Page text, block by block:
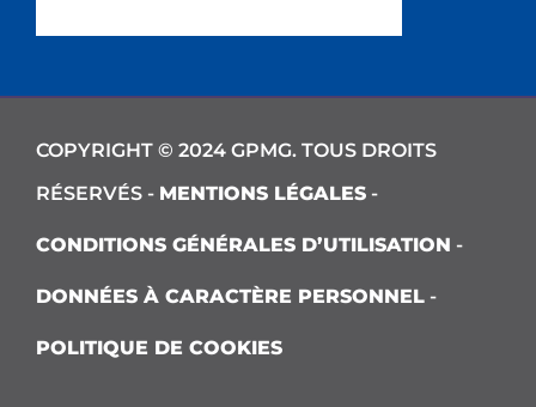
COPYRIGHT © 2024 GPMG. TOUS DROITS
RÉSERVÉS - MENTIONS LÉGALES -
CONDITIONS GÉNÉRALES D’UTILISATION -
DONNÉES À CARACTÈRE PERSONNEL -
POLITIQUE DE COOKIES